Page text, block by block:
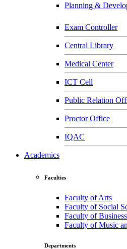
Planning &
Exam Controller
Central Library
Medical Center
ICT Cell
Public Relation
Proctor Office
IQAC
Academics
Faculties
Faculty of Arts
Faculty of Social
Faculty of
Faculty of Music
Departments